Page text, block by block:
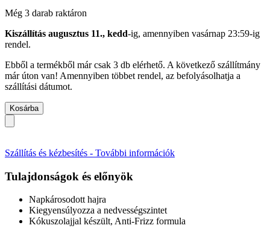
Még 3 darab raktáron
Kiszállítás augusztus 11., kedd-ig, amennyiben vasárnap 23:59-ig
rendel.
Ebből a termékből már csak 3 db elérhető. A következő szállítmány
már úton van! Amennyiben többet rendel, az befolyásolhatja a
szállítási dátumot.
Kosárba
Szállítás és kézbesítés - További információk
Tulajdonságok és előnyök
Napkárosodott hajra
Kiegyensúlyozza a nedvességszintet
Kókuszolajjal készült, Anti-Frizz formula